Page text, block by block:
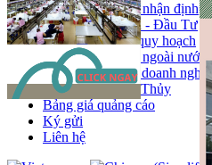
Phân tích - nhận định
Chính sách - Đầu Tư
Thông tin quy hoạch
Thị trường ngoài nước
Hoạt động doanh nghiẹp
Tin Phong Thủy
Bảng giá quảng cáo
Ký gửi
Liên hệ